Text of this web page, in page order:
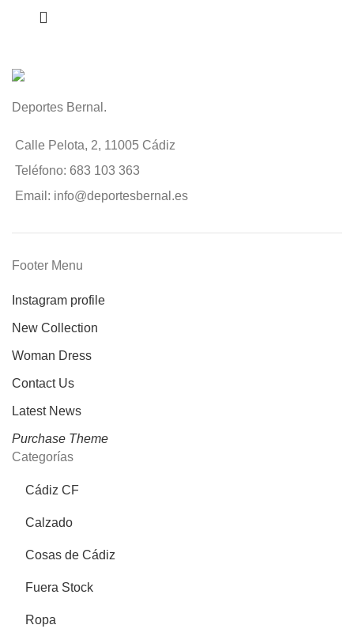
Deportes Bernal.
Calle Pelota, 2, 11005 Cádiz
Teléfono: 683 103 363
Email: info@deportesbernal.es
Footer Menu
Instagram profile
New Collection
Woman Dress
Contact Us
Latest News
Purchase Theme
Categorías
Cádiz CF
Calzado
Cosas de Cádiz
Fuera Stock
Ropa